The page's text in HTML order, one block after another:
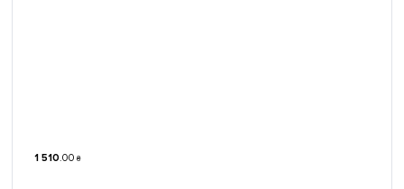
1 510.00 ₴